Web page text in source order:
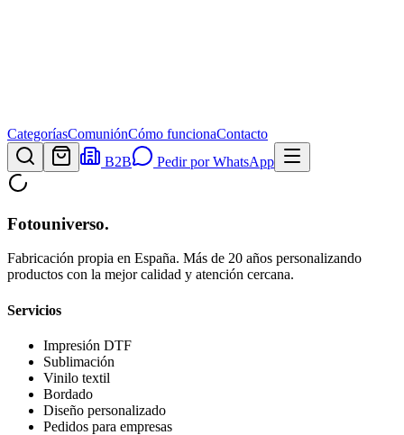
CategoríasComuniónCómo funcionaContacto
B2B
Pedir por WhatsApp
Fotouniverso.
Fabricación propia en España. Más de 20 años personalizando
productos con la mejor calidad y atención cercana.
Servicios
Impresión DTF
Sublimación
Vinilo textil
Bordado
Diseño personalizado
Pedidos para empresas